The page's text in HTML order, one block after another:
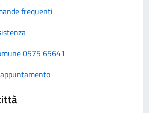
frequenti
0575 65641